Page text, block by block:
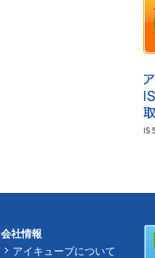
会社情報
アイキューブについて